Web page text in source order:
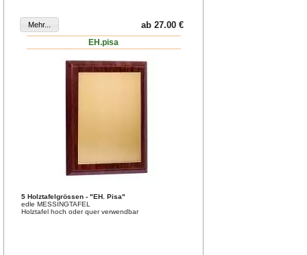
ab 27.00 €
EH.pisa
5 Holztafelgrössen - "EH. Pisa"
edle MESSINGTAFEL
Holztafel hoch oder quer verwendbar